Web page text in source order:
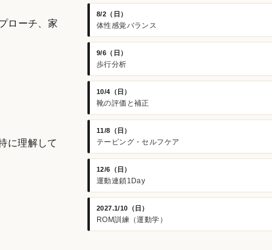
ローチ、家
に理解して
8/2（日）
体性感覚バランス
9/6（日）
歩行分析
10/4（日）
靴の評価と補正
11/8（日）
テーピング・セルフケア
12/6（日）
運動連鎖1Day
2027.1/10（日）
ROM訓練（運動学）